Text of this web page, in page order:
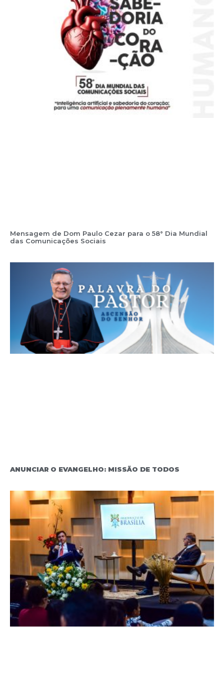
Mensagem de Dom Paulo Cezar para o 58° Dia Mundial
das Comunicações Sociais
ANUNCIAR O EVANGELHO: MISSÃO DE TODOS